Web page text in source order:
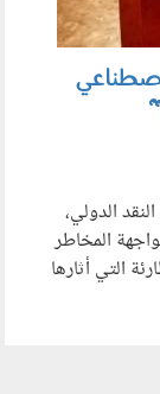
الدولي،
المخاطر
التي أثارها